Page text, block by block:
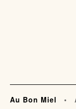
Au Bon Miel
•